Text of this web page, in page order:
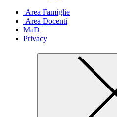
Area Famiglie
Area Docenti
MaD
Privacy